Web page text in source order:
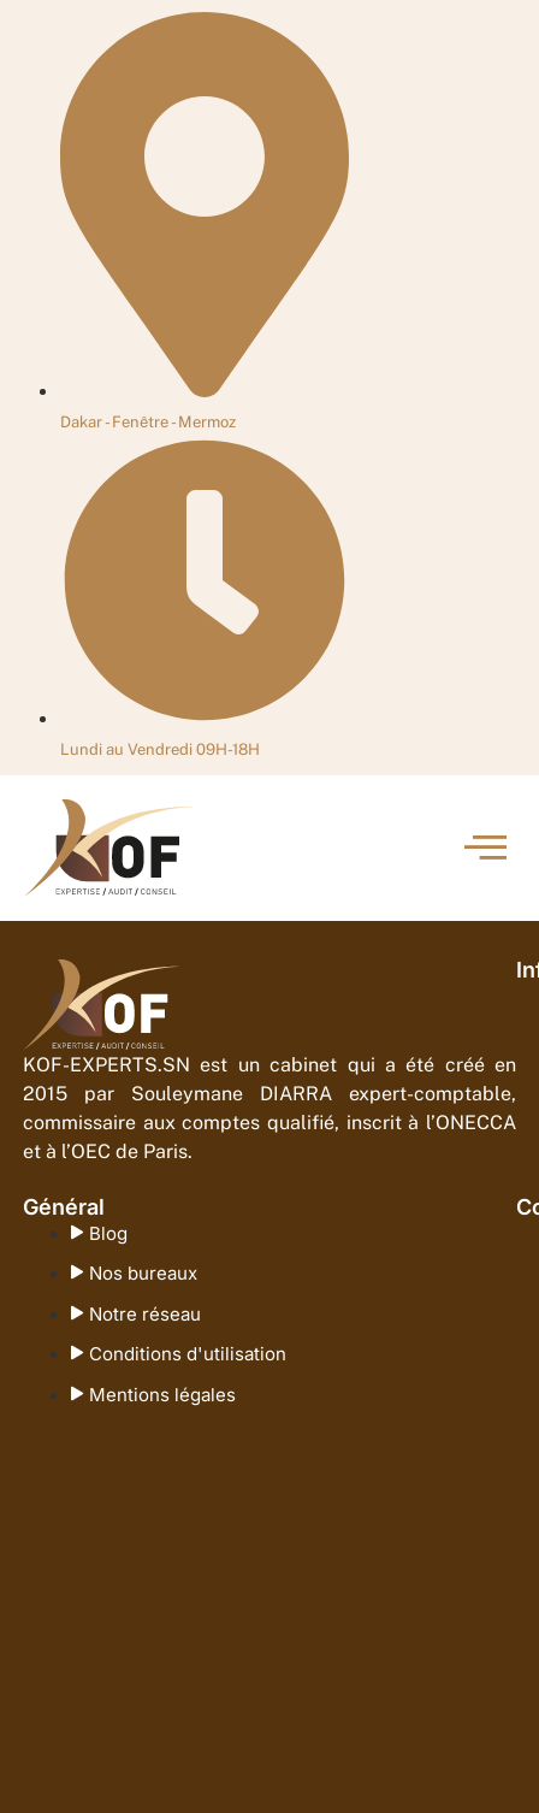
Dakar - Fenêtre - Mermoz
Lundi au Vendredi 09H-18H
KOF-EXPERTS.SN est un cabinet qui a été créé en
2015 par Souleymane DIARRA expert-comptable,
commissaire aux comptes qualifié, inscrit à l’ONECCA
et à l’OEC de Paris.
Général
Blog
Nos bureaux
Notre réseau
Conditions d'utilisation
Mentions légales